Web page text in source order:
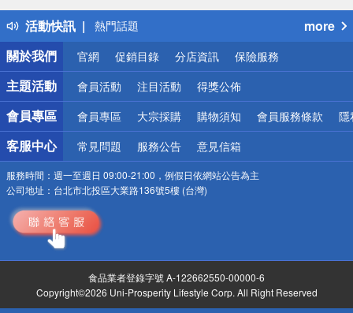
活動快訊
得獎公告
熱門話題
銀行優惠
偏遠地區配送
詐騙網頁！請小心！
more
關於我們
官網 促銷目錄 分店資訊 保險服務
主題活動 會員活動 注目活動 得獎公佈
會員專區 會員專區 大宗採購 購物須知 會員服務條款 隱
客服中心 常見問題 服務公告 意見信箱
服務時間： 週一至週日 09:00-21:00，例假日依網站公告為主
公司地址： 台北市北投區大業路136號5樓 (台灣)
食品業者登錄字號 A-122662550-00000-6
Copyright©2026 Uni-Prosperity Lifestyle Corp. All Right Reserved